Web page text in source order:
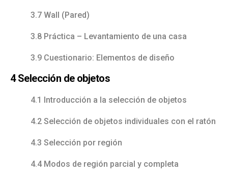
3.7 Wall (Pared)
3.8 Práctica – Levantamiento de una casa
3.9 Cuestionario: Elementos de diseño
4 Selección de objetos
4.1 Introducción a la selección de objetos
4.2 Selección de objetos individuales con el ratón
4.3 Selección por región
4.4 Modos de región parcial y completa